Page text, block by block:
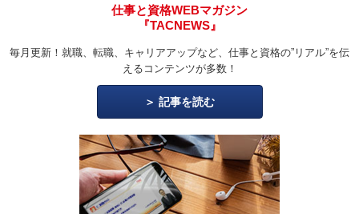
仕事と資格WEBマガジン
『TACNEWS』
毎月更新！就職、転職、キャリアアップなど、仕事と資格の”リアル”を伝
えるコンテンツが多数！
記事を読む